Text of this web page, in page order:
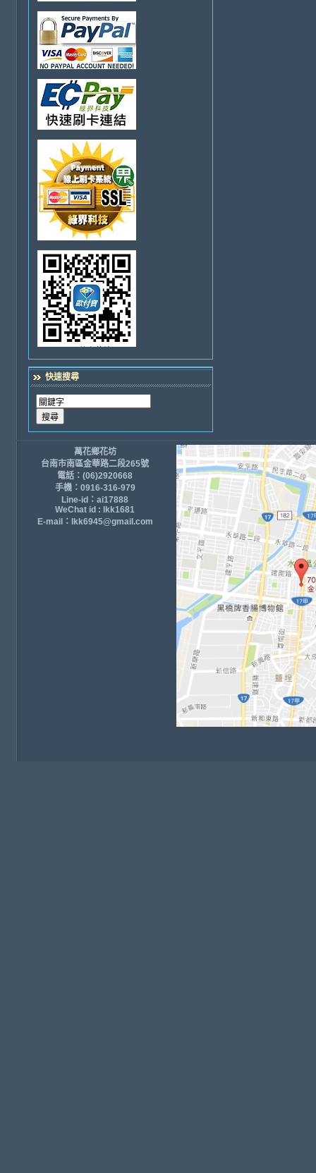
快速搜尋
萬花鄉花坊
台南市南區金華路二段265號
電話：(06)2920668
手機：0916-316-979
Line-id：ai17888
WeChat id : lkk1681
E-mail：lkk6945@gmail.com